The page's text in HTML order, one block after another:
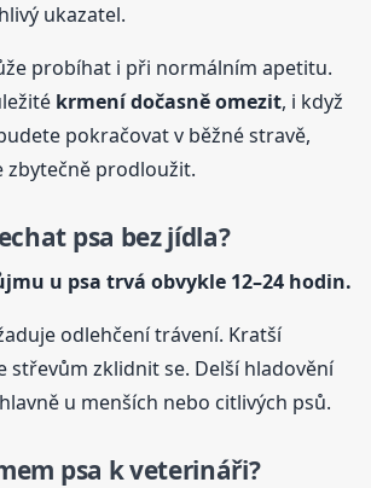
ukazatel.
probíhat i při normálním apetitu.
krmení dočasně omezit, i když
pokračovat v běžné stravě,
zbytečně prodloužit.
psa bez jídla?
u psa trvá obvykle 12–24 hodin.
odlehčení trávení. Kratší
střevům zklidnit se. Delší hladovění
u menších nebo citlivých psů.
psa k veterináři?